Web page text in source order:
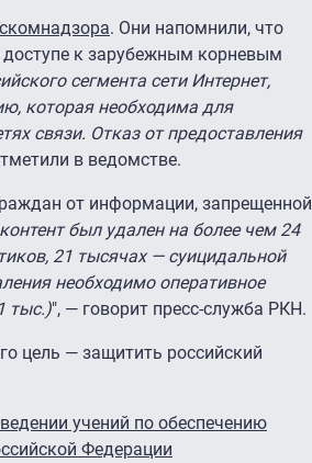
. Они напомнили, что
доступе к зарубежным корневым
сегмента сети Интернет,
которая необходима для
связи. Отказ от предоставления
в ведомстве.
от информации, запрещенной
был удален на более чем 24
21 тысячах — суицидальной
необходимо оперативное
тыс.)", — говорит пресс-служба РКН.
цель — защитить российский
учений по обеспечению
Федерации